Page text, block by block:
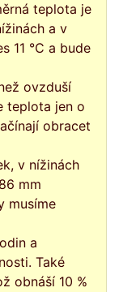
teplota je
a v
11 °C a bude
ovzduší
teplota jen o
obracet
v nížinách
mm
musíme
a
Také
obnáší 10 %